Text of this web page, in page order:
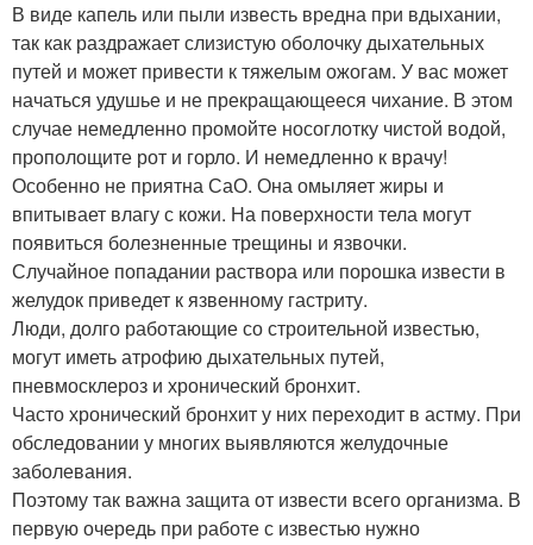
В виде капель или пыли известь вредна при вдыхании,
так как раздражает слизистую оболочку дыхательных
путей и может привести к тяжелым ожогам. У вас может
начаться удушье и не прекращающееся чихание. В этом
случае немедленно промойте носоглотку чистой водой,
прополощите рот и горло. И немедленно к врачу!
Особенно не приятна СаО. Она омыляет жиры и
впитывает влагу с кожи. На поверхности тела могут
появиться болезненные трещины и язвочки.
Случайное попадании раствора или порошка извести в
желудок приведет к язвенному гастриту.
Люди, долго работающие со строительной известью,
могут иметь атрофию дыхательных путей,
пневмосклероз и хронический бронхит.
Часто хронический бронхит у них переходит в астму. При
обследовании у многих выявляются желудочные
заболевания.
Поэтому так важна защита от извести всего организма. В
первую очередь при работе с известью нужно